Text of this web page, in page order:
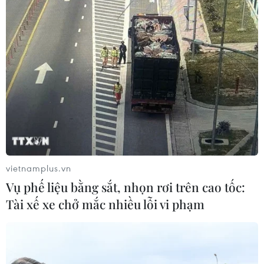
05/08/2026 23:43
Bất ổn địa chính trị kìm hãm tăng
trưởng Eurozone
05/08/2026 22:59
Tổng thống Nga thay đổi vị
trí các chỉ huy tại mặt trận Ukraine
05/08/2026 15:26
05/08/2026 15:07
vietnamplus.vn
Vụ phế liệu bằng sắt, nhọn rơi trên cao tốc:
Tài xế xe chở mắc nhiều lỗi vi phạm